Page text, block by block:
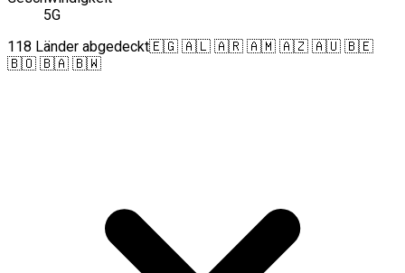
5G
118 Länder abgedeckt🇪🇬 🇦🇱 🇦🇷 🇦🇲 🇦🇿 🇦🇺 🇧🇪
🇧🇴 🇧🇦 🇧🇼